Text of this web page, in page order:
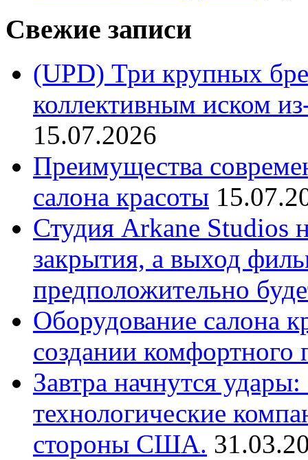
Свежие записи
(UPD) Три крупных
коллективным иском
15.07.2026
Преимущества
салона красоты
Студия Arkane Studios
закрытия, а выход
предположительно
Оборудование салона
создании комфортного
Завтра начнутся
технологические
стороны США.